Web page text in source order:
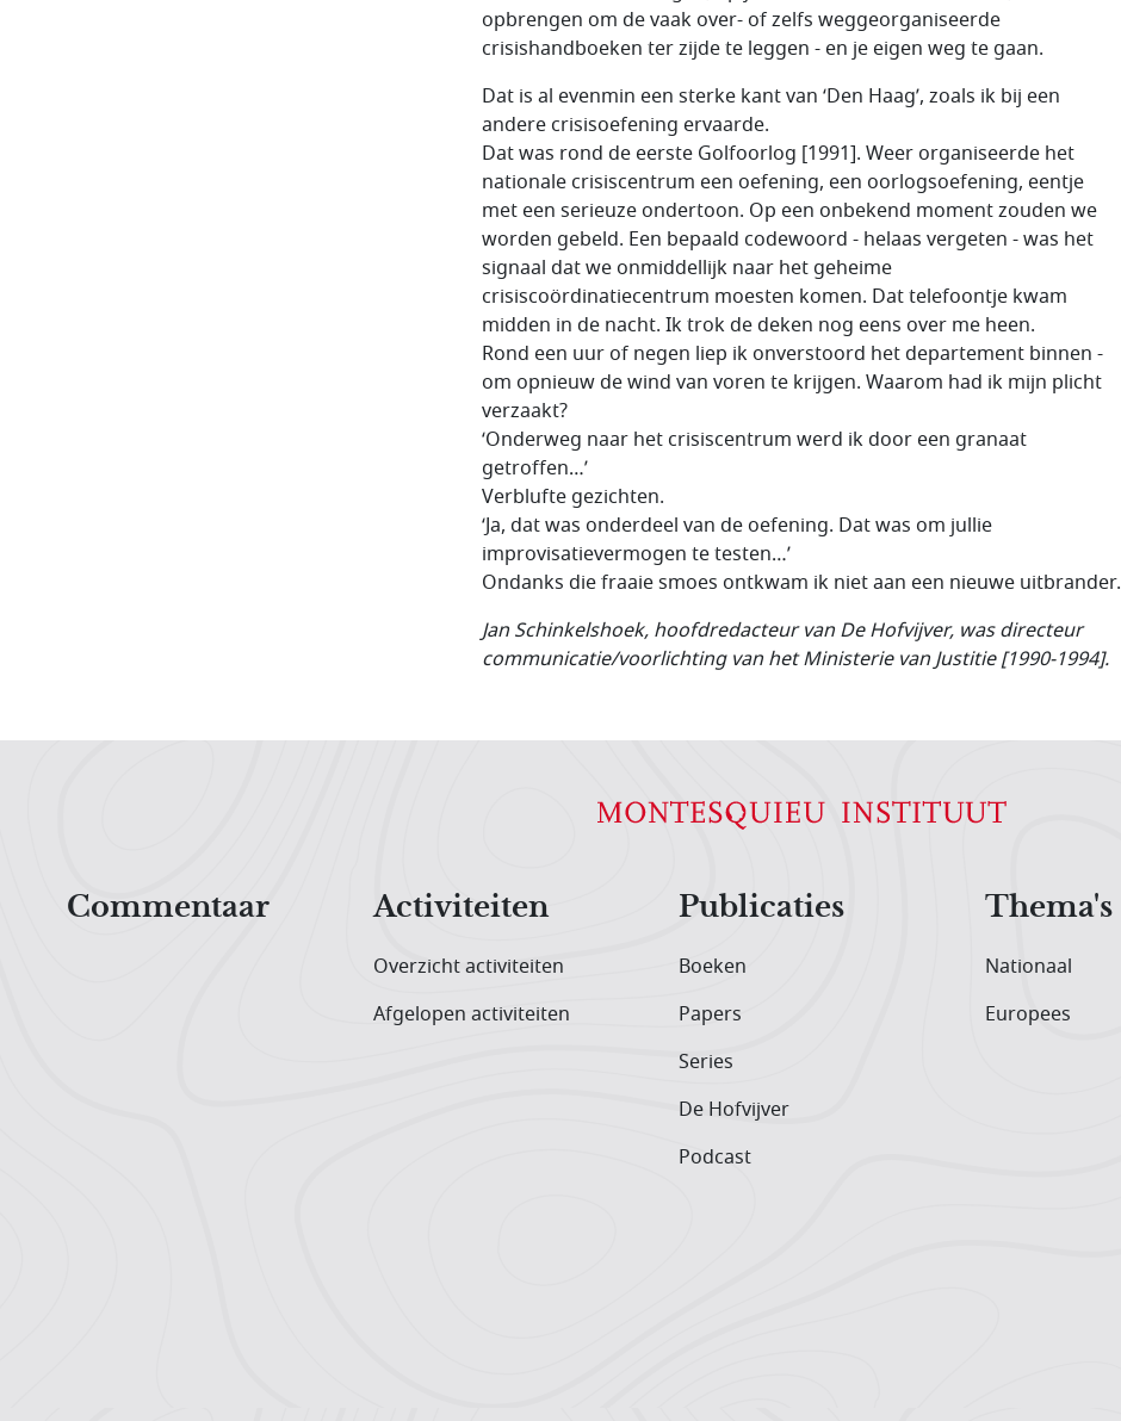
opbrengen om de vaak over- of zelfs weggeorganiseerde
crisishandboeken ter zijde te leggen - en je eigen weg te gaan.
Dat is al evenmin een sterke kant van ‘Den Haag’, zoals ik bij een
andere crisisoefening ervaarde.
Dat was rond de eerste Golfoorlog [1991]. Weer organiseerde het
nationale crisiscentrum een oefening, een oorlogsoefening, eentje
met een serieuze ondertoon. Op een onbekend moment zouden we
worden gebeld. Een bepaald codewoord - helaas vergeten - was het
signaal dat we onmiddellijk naar het geheime
crisiscoördinatiecentrum moesten komen. Dat telefoontje kwam
midden in de nacht. Ik trok de deken nog eens over me heen.
Rond een uur of negen liep ik onverstoord het departement binnen -
om opnieuw de wind van voren te krijgen. Waarom had ik mijn plicht
verzaakt?
‘Onderweg naar het crisiscentrum werd ik door een granaat
getroffen…’
Verblufte gezichten.
‘Ja, dat was onderdeel van de oefening. Dat was om jullie
improvisatievermogen te testen…’
Ondanks die fraaie smoes ontkwam ik niet aan een nieuwe uitbrander.
Jan Schinkelshoek, hoofdredacteur van De Hofvijver, was directeur
communicatie/voorlichting van het Ministerie van Justitie [1990-1994].
Commentaar
Activiteiten
Overzicht activiteiten
Afgelopen activiteiten
Publicaties
Boeken
Papers
Series
De Hofvijver
Podcast
Thema's
Nationaal
Europees